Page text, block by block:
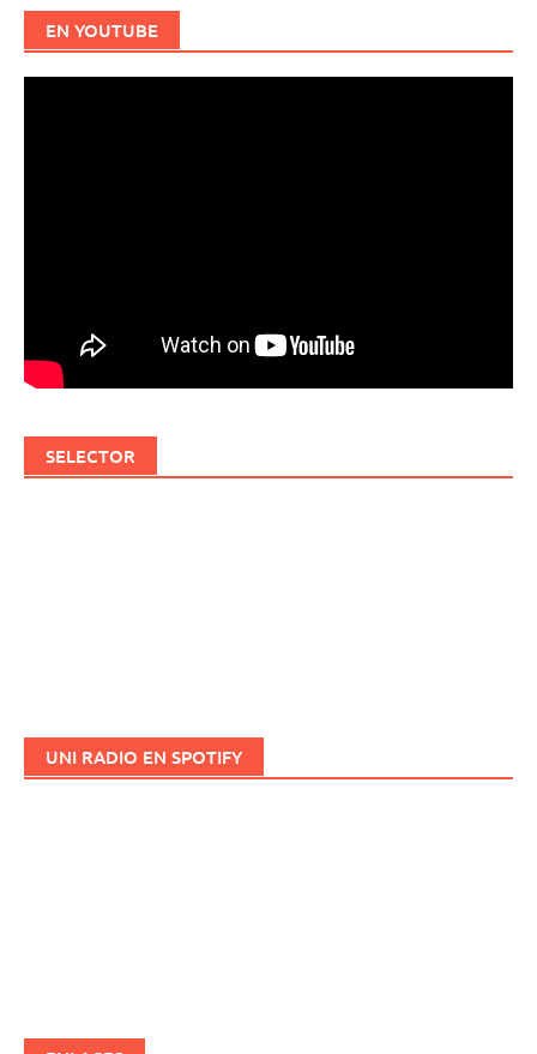
EN YOUTUBE
SELECTOR
UNI RADIO EN SPOTIFY